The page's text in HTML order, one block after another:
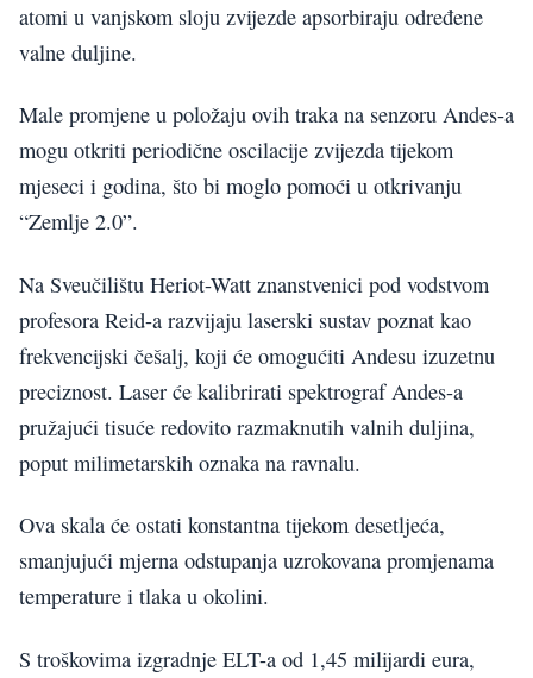
atomi u vanjskom sloju zvijezde apsorbiraju određene
valne duljine.
Male promjene u položaju ovih traka na senzoru Andes-a
mogu otkriti periodične oscilacije zvijezda tijekom
mjeseci i godina, što bi moglo pomoći u otkrivanju
“Zemlje 2.0”.
Na Sveučilištu Heriot-Watt znanstvenici pod vodstvom
profesora Reid-a razvijaju laserski sustav poznat kao
frekvencijski češalj, koji će omogućiti Andesu izuzetnu
preciznost. Laser će kalibrirati spektrograf Andes-a
pružajući tisuće redovito razmaknutih valnih duljina,
poput milimetarskih oznaka na ravnalu.
Ova skala će ostati konstantna tijekom desetljeća,
smanjujući mjerna odstupanja uzrokovana promjenama
temperature i tlaka u okolini.
S troškovima izgradnje ELT-a od 1,45 milijardi eura,